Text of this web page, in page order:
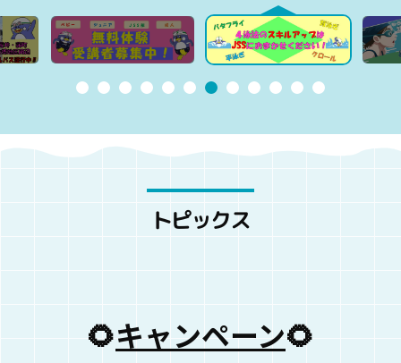
🌟夏季短期教室🌟
🍉夏季キャンペーン🍧
〇新設クラス‼〇
各クラスの申し込み空き状況はコチ
ラ‼
〇スクールバス運行中！〇
無料体験募集中！
🏊JSS部🏊
📱WEB入会受付はコチラ💻
📒こちらを押してね♪📒
💻入会のご案内📱
📅レッスンスケジュール📅
トピックス
🌻キャンペーン🌻